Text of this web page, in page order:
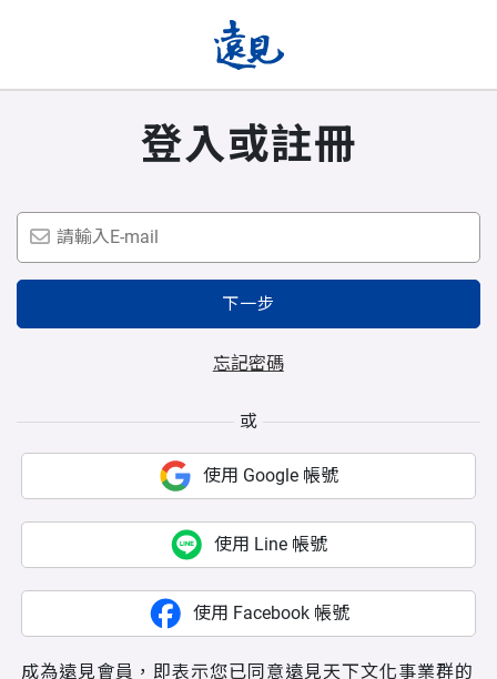
登入或註冊
下一步
忘記密碼
或
使用 Google 帳號
使用 Line 帳號
使用 Facebook 帳號
成為遠見會員，即表示您已同意遠見天下文化事業群的